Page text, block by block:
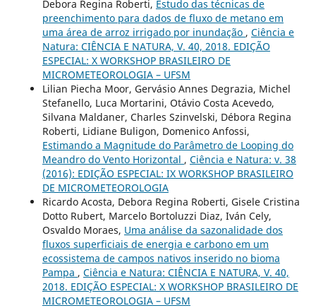
Debora Regina Roberti, Estudo das técnicas de
preenchimento para dados de fluxo de metano em
uma área de arroz irrigado por inundação , Ciência e
Natura: CIÊNCIA E NATURA, V. 40, 2018. EDIÇÃO
ESPECIAL: X WORKSHOP BRASILEIRO DE
MICROMETEOROLOGIA – UFSM
Lilian Piecha Moor, Gervásio Annes Degrazia, Michel
Stefanello, Luca Mortarini, Otávio Costa Acevedo,
Silvana Maldaner, Charles Szinvelski, Débora Regina
Roberti, Lidiane Buligon, Domenico Anfossi,
Estimando a Magnitude do Parâmetro de Looping do
Meandro do Vento Horizontal , Ciência e Natura: v. 38
(2016): EDIÇÃO ESPECIAL: IX WORKSHOP BRASILEIRO
DE MICROMETEOROLOGIA
Ricardo Acosta, Debora Regina Roberti, Gisele Cristina
Dotto Rubert, Marcelo Bortoluzzi Diaz, Iván Cely,
Osvaldo Moraes, Uma análise da sazonalidade dos
fluxos superficiais de energia e carbono em um
ecossistema de campos nativos inserido no bioma
Pampa , Ciência e Natura: CIÊNCIA E NATURA, V. 40,
2018. EDIÇÃO ESPECIAL: X WORKSHOP BRASILEIRO DE
MICROMETEOROLOGIA – UFSM